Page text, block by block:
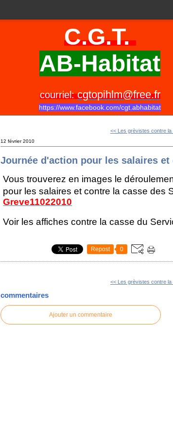
C.G.T.
AB-Habitat
courriel:cgtopihlm@free.fr
https://www.facebook.com/cgt.abhabitat
<< Les grèvistes contre la
12 février 2010
Journée d'action pour les salaires
Vous trouverez en images le
pour les salaires et contre la casse des
Greve11022010
Voir les affiches contre la casse du
Repost 0
<< Les grèvistes contre la
commentaires
Ajouter un commentaire